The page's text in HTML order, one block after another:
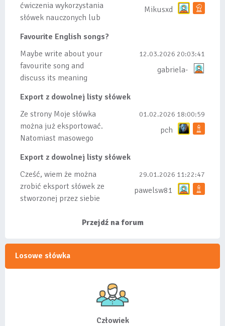
ćwiczenia wykorzystania
słówek nauczonych lub
tez ze wszys...
Mikusxd
Favourite English songs?
Maybe write about your
favourite song and
discuss its meaning
12.03.2026 20:03:41
gabriela-
Export z dowolnej listy słówek
Ze strony Moje słówka
można już eksportować.
Natomiast masowego
bo wiąże się...
01.02.2026 18:00:59
pch
Export z dowolnej listy słówek
Cześć, wiem że można
zrobić eksport słówek ze
stworzonej przez siebie
29.01.2026 11:22:47
pawelsw81
Przejdź na forum
Losowe słówka
Człowiek